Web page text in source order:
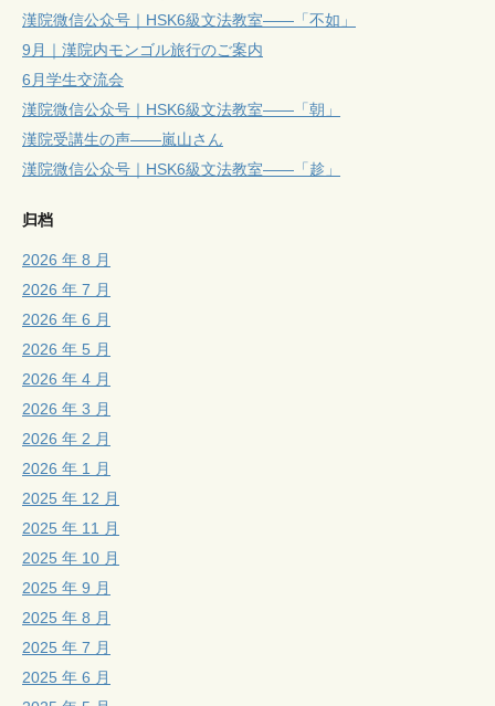
漢院微信公众号｜HSK6級文法教室——「不如」
9月｜漢院内モンゴル旅行のご案内
6月学生交流会
漢院微信公众号｜HSK6級文法教室——「朝」
漢院受講生の声——嵐山さん
漢院微信公众号｜HSK6級文法教室——「趁」
归档
2026 年 8 月
2026 年 7 月
2026 年 6 月
2026 年 5 月
2026 年 4 月
2026 年 3 月
2026 年 2 月
2026 年 1 月
2025 年 12 月
2025 年 11 月
2025 年 10 月
2025 年 9 月
2025 年 8 月
2025 年 7 月
2025 年 6 月